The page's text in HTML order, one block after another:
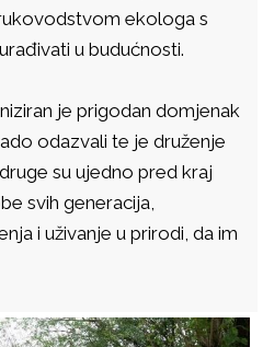
ekologa s
u budućnosti.
je prigodan domjenak
odazvali te je druženje
su ujedno pred kraj
svih generacija,
i uživanje u prirodi, da im